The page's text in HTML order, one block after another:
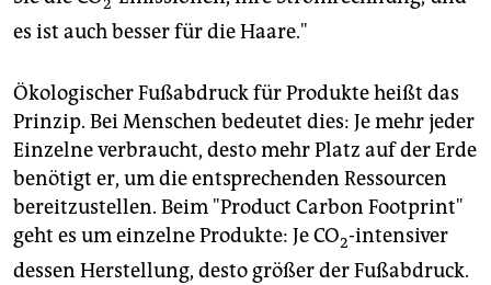
es ist auch besser für die Haare."
Ökologischer Fußabdruck für Produkte heißt das
Prinzip. Bei Menschen bedeutet dies: Je mehr jeder
Einzelne verbraucht, desto mehr Platz auf der Erde
benötigt er, um die entsprechenden Ressourcen
bereitzustellen. Beim "Product Carbon Footprint"
geht es um einzelne Produkte: Je CO2-intensiver
dessen Herstellung, desto größer der Fußabdruck.